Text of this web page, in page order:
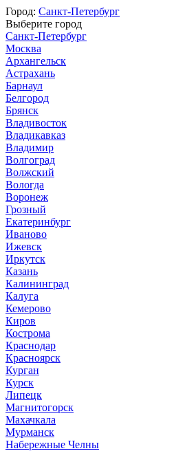
Город: Санкт-Петербург
Выберите город
Санкт-Петербург
Москва
Архангельск
Астрахань
Барнаул
Белгород
Брянск
Владивосток
Владикавказ
Владимир
Волгоград
Волжский
Вологда
Воронеж
Грозный
Екатеринбург
Иваново
Ижевск
Иркутск
Казань
Калининград
Калуга
Кемерово
Киров
Кострома
Краснодар
Красноярск
Курган
Курск
Липецк
Магнитогорск
Махачкала
Мурманск
Набережные Челны